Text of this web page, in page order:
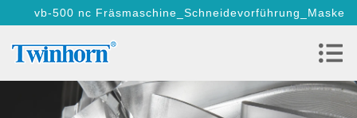
vb-500 nc Fräsmaschine_Schneidevorführung_Maske